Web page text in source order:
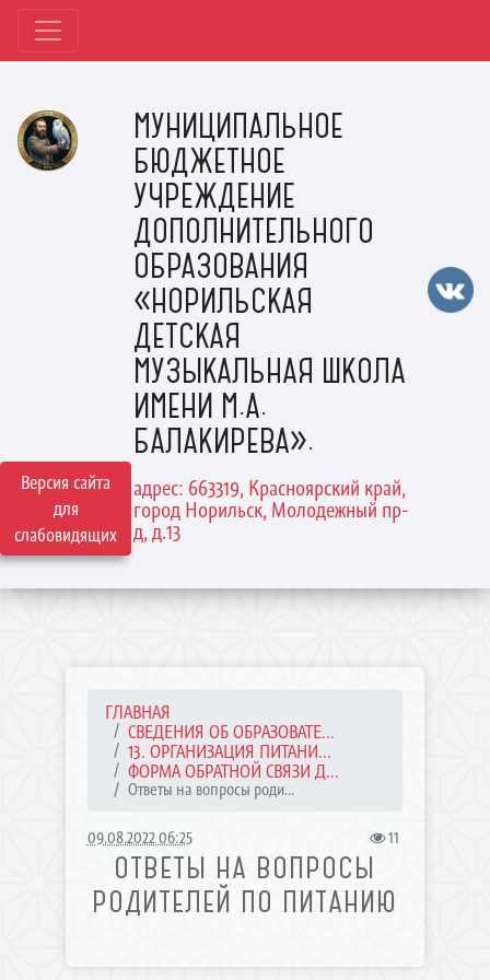
Версия сайта
для
слабовидящих
МУНИЦИПАЛЬНОЕ
БЮДЖЕТНОЕ
УЧРЕЖДЕНИЕ
ДОПОЛНИТЕЛЬНОГО
ОБРАЗОВАНИЯ
«НОРИЛЬСКАЯ
ДЕТСКАЯ
МУЗЫКАЛЬНАЯ ШКОЛА
ИМЕНИ М.А.
БАЛАКИРЕВА».
адрес: 663319, Красноярский край,
город Норильск, Молодежный пр-
д, д.13
ГЛАВНАЯ
СВЕДЕНИЯ ОБ ОБРАЗОВАТЕ...
13. ОРГАНИЗАЦИЯ ПИТАНИ...
ФОРМА ОБРАТНОЙ СВЯЗИ Д...
Ответы на вопросы роди...
09.08.2022 06:25 11
ОТВЕТЫ НА ВОПРОСЫ
РОДИТЕЛЕЙ ПО ПИТАНИЮ